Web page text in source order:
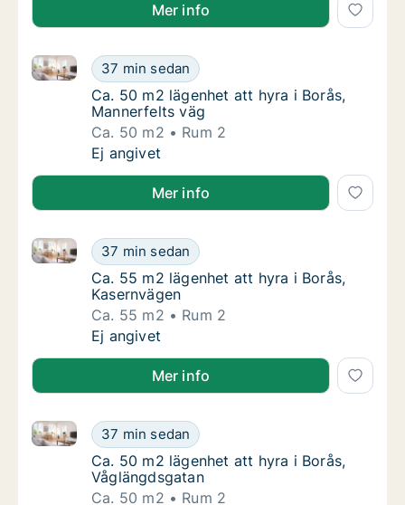
Mer info
Ca. 50 m2 lägenhet att hyra i Borås,
37 min sedan
Ca. 50 m2 lägenhet att hyra i Borås, Mannerfelts väg
Ca. 50 m2 lägenhet att hyra i Borås,
Ca. 50 m2 lägenhet att hyra i Borås,
Mannerfelts väg
Ca. 50 m2
Rum 2
Ca. 50 m2 lägenhet att hyra i Borås,
Ej angivet
Mer info
Ca. 55 m2 lägenhet att hyra i Borås,
37 min sedan
Ca. 55 m2 lägenhet att hyra i Borås, Kasernvägen
Ca. 55 m2 lägenhet att hyra i Borås,
Ca. 55 m2 lägenhet att hyra i Borås,
Kasernvägen
Ca. 55 m2
Rum 2
Ca. 55 m2 lägenhet att hyra i Borås,
Ej angivet
Mer info
Ca. 50 m2 lägenhet att hyra i Borås,
37 min sedan
Ca. 50 m2 lägenhet att hyra i Borås, Våglängdsgatan
Ca. 50 m2 lägenhet att hyra i Borås,
Ca. 50 m2 lägenhet att hyra i Borås,
Våglängdsgatan
Ca. 50 m2
Rum 2